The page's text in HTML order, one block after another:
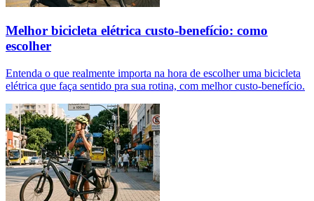
Melhor bicicleta elétrica custo-benefício: como
escolher
Entenda o que realmente importa na hora de escolher uma bicicleta
elétrica que faça sentido pra sua rotina, com melhor custo-benefício.